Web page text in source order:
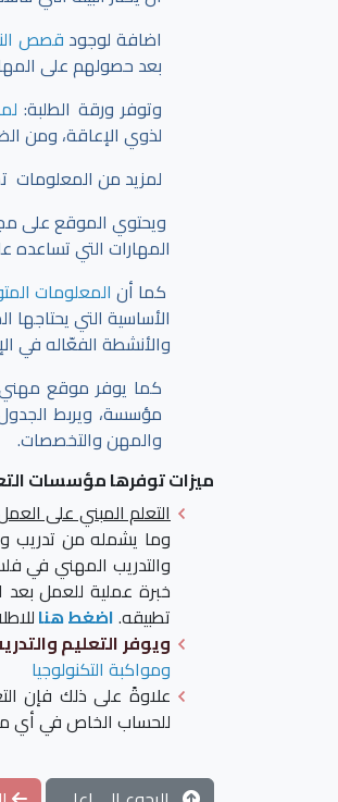
اضافة لوجود قصص
بعد حصولهم على
وتوفر ورقة الطلبة:
لذوي الإعاقة، ومن
لمزيد من المعلومات
ويحتوي الموقع على
المهارات التي تساعده
كما أن المعلومات
الأساسية التي
والأنشطة الفعّاله في
كما يوفر موقع
مؤسسة، ويربط
والمهن والتخصصات.
ميزات توفرها مؤسسات
التعلم المبني على
وما يشمله من تدريب
والتدريب المهني في
خبرة عملية للعمل بعد
تطبيقه.اضغط هنا
ويوفر التعليم
ومواكبة التكنولوجيا
علاوةً على ذلك فإن
للحساب الخاص في أي